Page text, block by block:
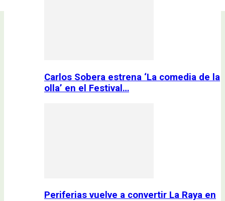
Carlos Sobera estrena ‘La comedia de la
olla’ en el Festival…
Periferias vuelve a convertir La Raya en